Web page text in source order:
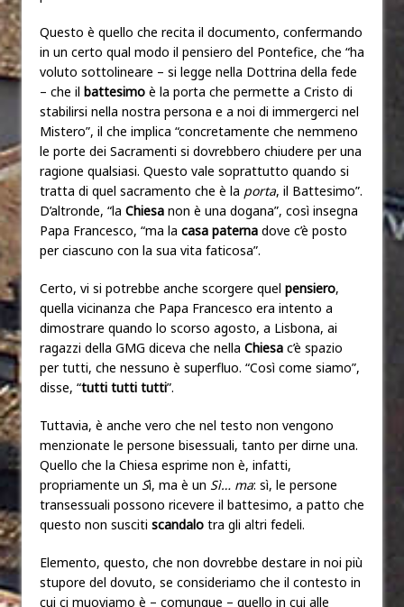
Questo è quello che recita il documento, confermando
in un certo qual modo il pensiero del Pontefice, che “ha
voluto sottolineare – si legge nella Dottrina della fede
– che il battesimo è la porta che permette a Cristo di
stabilirsi nella nostra persona e a noi di immergerci nel
Mistero”, il che implica “concretamente che nemmeno
le porte dei Sacramenti si dovrebbero chiudere per una
ragione qualsiasi. Questo vale soprattutto quando si
tratta di quel sacramento che è la porta, il Battesimo”.
D’altronde, “la Chiesa non è una dogana”, così insegna
Papa Francesco, “ma la casa paterna dove c’è posto
per ciascuno con la sua vita faticosa”.
Certo, vi si potrebbe anche scorgere quel pensiero,
quella vicinanza che Papa Francesco era intento a
dimostrare quando lo scorso agosto, a Lisbona, ai
ragazzi della GMG diceva che nella Chiesa c’è spazio
per tutti, che nessuno è superfluo. “Così come siamo”,
disse, “tutti tutti tutti”.
Tuttavia, è anche vero che nel testo non vengono
menzionate le persone bisessuali, tanto per dirne una.
Quello che la Chiesa esprime non è, infatti,
propriamente un Sì, ma è un Sì… ma: sì, le persone
transessuali possono ricevere il battesimo, a patto che
questo non susciti scandalo tra gli altri fedeli.
Elemento, questo, che non dovrebbe destare in noi più
stupore del dovuto, se consideriamo che il contesto in
cui ci muoviamo è – comunque – quello in cui alle